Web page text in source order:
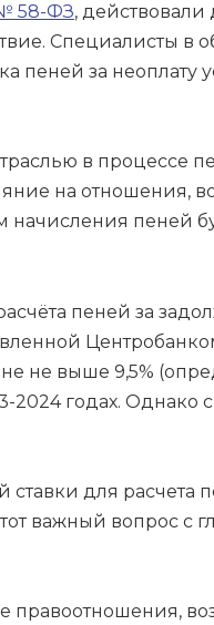
№ 58-ФЗ, действовали
Специалисты в
пеней за неоплату
в процессе
на отношения,
начисления пеней
пеней за
не выше 9,5%
годах. Однако с
для расчета
важный вопрос с
правоотношения,